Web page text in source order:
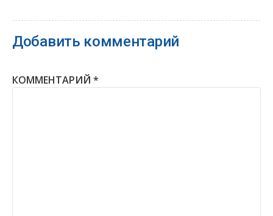
Добавить комментарий
КОММЕНТАРИЙ *